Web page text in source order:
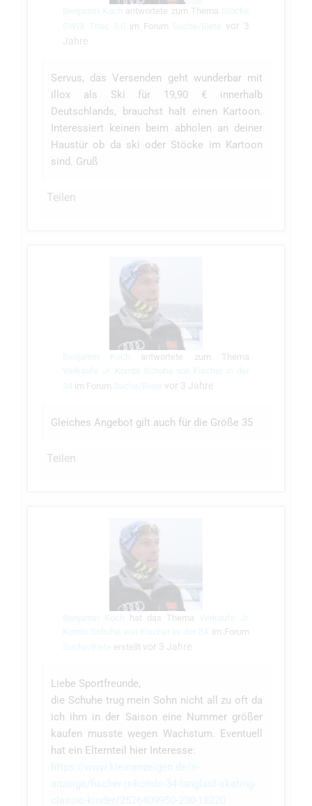
Benjamin Koch antwortete zum Thema Stöcke
SWIX Triac 3.0 im Forum Suche/Biete vor 3
Jahre
Servus, das Versenden geht wunderbar mit
illox als Ski für 19,90 € innerhalb
Deutschlands, brauchst halt einen Kartoon.
Interessiert keinen beim abholen an deiner
Haustür ob da ski oder Stöcke im Kartoon
sind. Gruß
Teilen
Benjamin Koch antwortete zum Thema
Verkaufe Jr. Kombi Schuhe von Fischer in der
34im Forum Suche/Biete vor 3 Jahre
Gleiches Angebot gilt auch für die Größe 35
Teilen
Benjamin Koch hat das Thema Verkaufe Jr.
Kombi Schuhe von Fischer in der 34 im Forum
Suche/Biete erstellt vor 3 Jahre
Liebe Sportfreunde,
die Schuhe trug mein Sohn nicht all zu oft da
ich ihm in der Saison eine Nummer größer
kaufen musste wegen Wachstum. Eventuell
hat ein Elternteil hier Interesse: